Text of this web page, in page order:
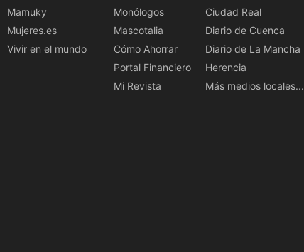
Mamuky
Mujeres.es
Vivir en el mundo
Monólogos
Mascotalia
Cómo Ahorrar
Portal Financiero
Mi Revista
Ciudad Real
Diario de Cuenca
Diario de La Mancha
Herencia
Más medios locales...